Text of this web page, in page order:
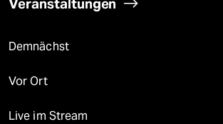
Veranstaltungen
Demnächst
Vor Ort
Live im Stream